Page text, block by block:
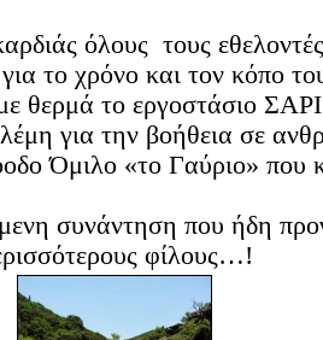
όλους τους
το χρόνο και τον κόπο
θερμά το εργοστάσιο
για την βοήθεια σε
Όμιλο «το Γαύριο» που
συνάντηση που ήδη
φίλους…!